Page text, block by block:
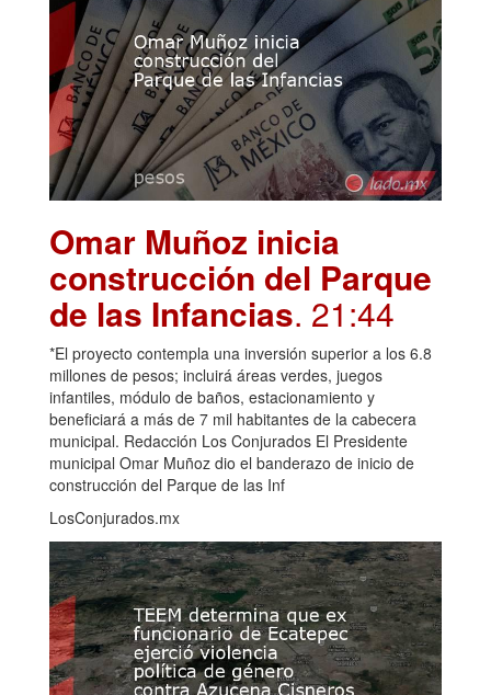
Omar Muñoz inicia
construcción del Parque
de las Infancias. 21:44
*El proyecto contempla una inversión superior a los 6.8
millones de pesos; incluirá áreas verdes, juegos
infantiles, módulo de baños, estacionamiento y
beneficiará a más de 7 mil habitantes de la cabecera
municipal. Redacción Los Conjurados El Presidente
municipal Omar Muñoz dio el banderazo de inicio de
construcción del Parque de las Inf
LosConjurados.mx